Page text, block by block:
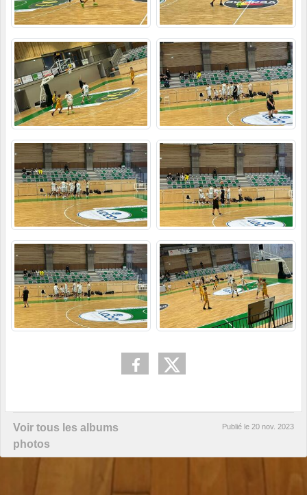
Voir tous les albums
photos
Publié le 20 nov. 2023